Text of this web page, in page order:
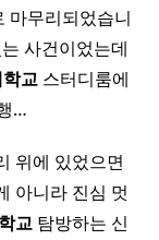
마무리되었습니
사건이었는데
교 스터디룸에
…
위에 있었으면
아니라 진심 멋
교 탐방하는 신